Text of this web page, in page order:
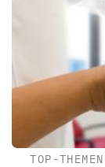
TOP-THEMEN